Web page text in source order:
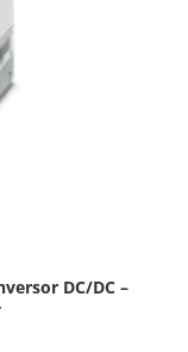
DC/DC –